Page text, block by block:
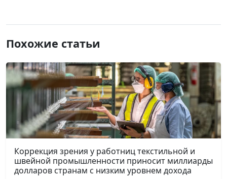
Похожие статьи
Коррекция зрения у работниц текстильной и
швейной промышленности приносит миллиарды
долларов странам с низким уровнем дохода